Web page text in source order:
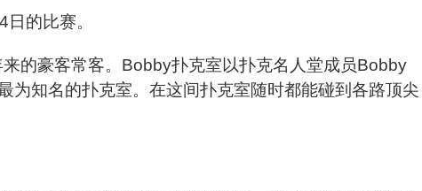
的比赛。
来的豪客常客。Bobby扑克室以扑克名人堂成员Bobby
为知名的扑克室。在这间扑克室随时都能碰到各路顶尖